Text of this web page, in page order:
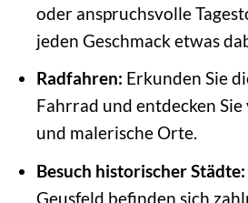
oder anspruchsvolle
jeden Geschmack etwas
Radfahren: Erkunden Sie
Fahrrad und entdecken
und malerische Orte.
Besuch historischer Städte:
Geusfeld befinden sich